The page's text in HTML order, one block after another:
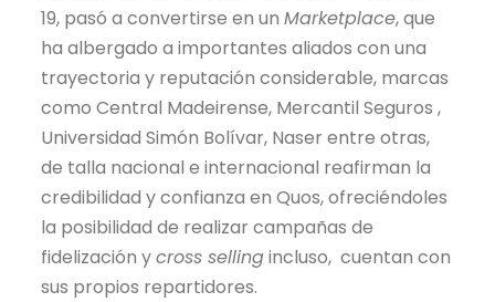
19, pasó a convertirse en unMarketplace, que
ha albergado a importantes aliados con una
trayectoria y reputación considerable, marcas
como Central Madeirense, Mercantil Seguros ,
Universidad Simón Bolívar, Naser entre otras,
de talla nacional e internacional reafirman la
credibilidad y confianza en Quos, ofreciéndoles
la posibilidad de realizar campañas de
fidelización ycross sellingincluso, cuentan con
sus propios repartidores.